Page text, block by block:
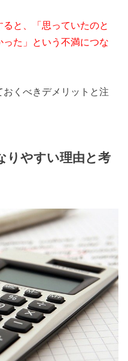
と、「思っていたのと
た」という不満につな
くべきデメリットと注
りやすい理由と考